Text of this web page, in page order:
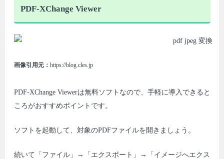
PDF-XChange Viewer
画像引用元： https://blog.cles.jp
PDF-XChange Viewerは無料ソフトなので、手軽に導入できると
ころがおすすめポイントです。
ソフトを起動して、対象のPDFファイルを開きましょう。
続いて「ファイル」→「エクスポート」→「イメージへエクス